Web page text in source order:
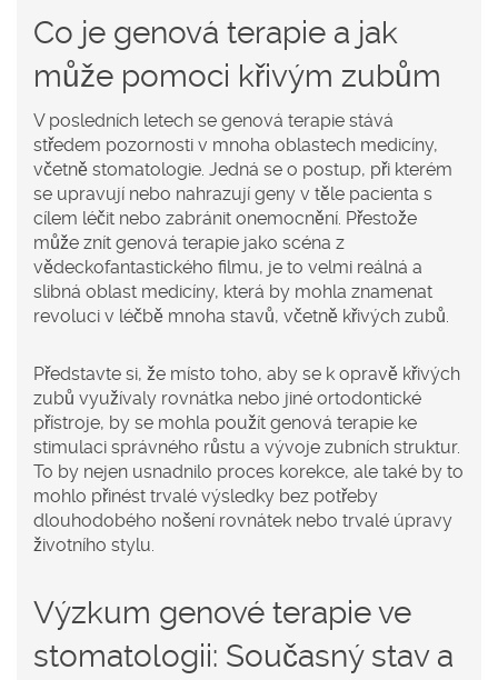
Co je genová terapie a jak
může pomoci křivým zubům
V posledních letech se genová terapie stává
středem pozornosti v mnoha oblastech medicíny,
včetně stomatologie. Jedná se o postup, při kterém
se upravují nebo nahrazují geny v těle pacienta s
cílem léčit nebo zabránit onemocnění. Přestože
může znít genová terapie jako scéna z
vědeckofantastického filmu, je to velmi reálná a
slibná oblast medicíny, která by mohla znamenat
revoluci v léčbě mnoha stavů, včetně křivých zubů.
Představte si, že místo toho, aby se k opravě křivých
zubů využívaly rovnátka nebo jiné ortodontické
přístroje, by se mohla použít genová terapie ke
stimulaci správného růstu a vývoje zubních struktur.
To by nejen usnadnilo proces korekce, ale také by to
mohlo přinést trvalé výsledky bez potřeby
dlouhodobého nošení rovnátek nebo trvalé úpravy
životního stylu.
Výzkum genové terapie ve
stomatologii: Současný stav a